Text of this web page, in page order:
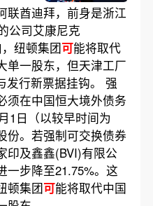
联酋迪拜，前身是浙江
公司艾康尼克
纽顿集团可能将取代
单一股东，但天津工厂
行新票据挂钩。 强
须在中国恒大境外债务
1日（以较早时间为
份。若强制可交换债券
印及鑫鑫(BVI)有限公
一步降至21.75%。这
顿集团可能将取代中国